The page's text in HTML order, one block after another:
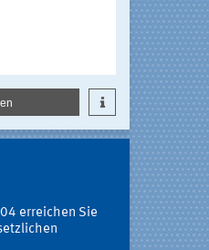
erreichen Sie